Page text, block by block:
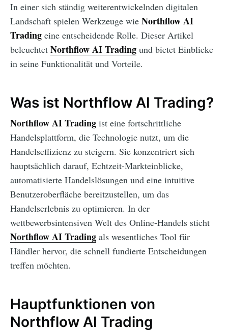
In einer sich ständig weiterentwickelnden digitalen
Landschaft spielen Werkzeuge wie Northflow AI
Trading eine entscheidende Rolle. Dieser Artikel
beleuchtet Northflow AI Trading und bietet Einblicke
in seine Funktionalität und Vorteile.
Was ist Northflow AI Trading?
Northflow AI Trading ist eine fortschrittliche
Handelsplattform, die Technologie nutzt, um die
Handelseffizienz zu steigern. Sie konzentriert sich
hauptsächlich darauf, Echtzeit-Markteinblicke,
automatisierte Handelslösungen und eine intuitive
Benutzeroberfläche bereitzustellen, um das
Handelserlebnis zu optimieren. In der
wettbewerbsintensiven Welt des Online-Handels sticht
Northflow AI Trading als wesentliches Tool für
Händler hervor, die schnell fundierte Entscheidungen
treffen möchten.
Hauptfunktionen von
Northflow AI Trading